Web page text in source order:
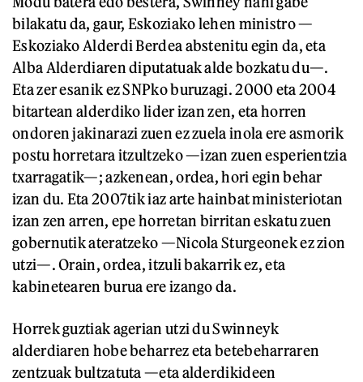
bilakatu da, gaur, Eskoziako lehen ministro —
Eskoziako Alderdi Berdea abstenitu egin da, eta
Alba Alderdiaren diputatuak alde bozkatu du—.
Eta zer esanik ez SNPko buruzagi. 2000 eta 2004
bitartean alderdiko lider izan zen, eta horren
ondoren jakinarazi zuen ez zuela inola ere asmorik
postu horretara itzultzeko —izan zuen esperientzia
txarragatik—; azkenean, ordea, hori egin behar
izan du. Eta 2007tik iaz arte hainbat ministeriotan
izan zen arren, epe horretan birritan eskatu zuen
gobernutik ateratzeko —Nicola Sturgeonek ez zion
utzi—. Orain, ordea, itzuli bakarrik ez, eta
kabinetearen burua ere izango da.
Horrek guztiak agerian utzi du Swinneyk
alderdiaren hobe beharrez eta betebeharraren
zentzuak bultzatuta —eta alderdikideen